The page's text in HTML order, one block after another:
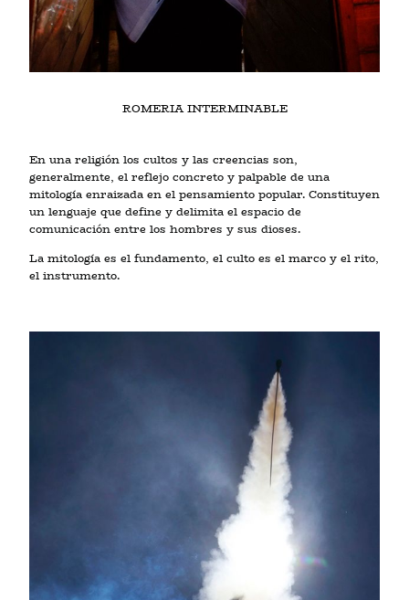
ROMERIA INTERMINABLE
En una religión los cultos y las creencias son,
generalmente, el reflejo concreto y palpable de una
mitología enraizada en el pensamiento popular. Constituyen
un lenguaje que define y delimita el espacio de
comunicación entre los hombres y sus dioses.
La mitología es el fundamento, el culto es el marco y el rito,
el instrumento.